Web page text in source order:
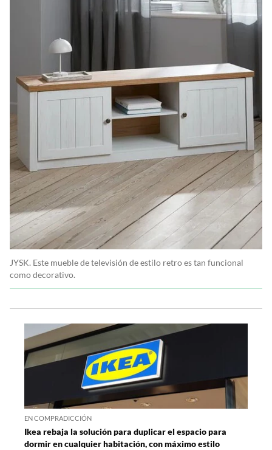
JYSK. Este mueble de televisión de estilo retro es tan funcional
como decorativo.
EN COMPRADICCIÓN
Ikea rebaja la solución para duplicar el espacio para
dormir en cualquier habitación, con máximo estilo